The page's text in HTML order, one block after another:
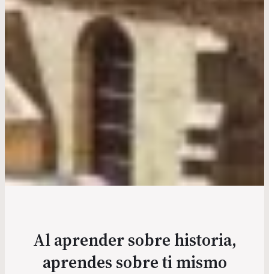
Al aprender sobre historia,
aprendes sobre ti mismo